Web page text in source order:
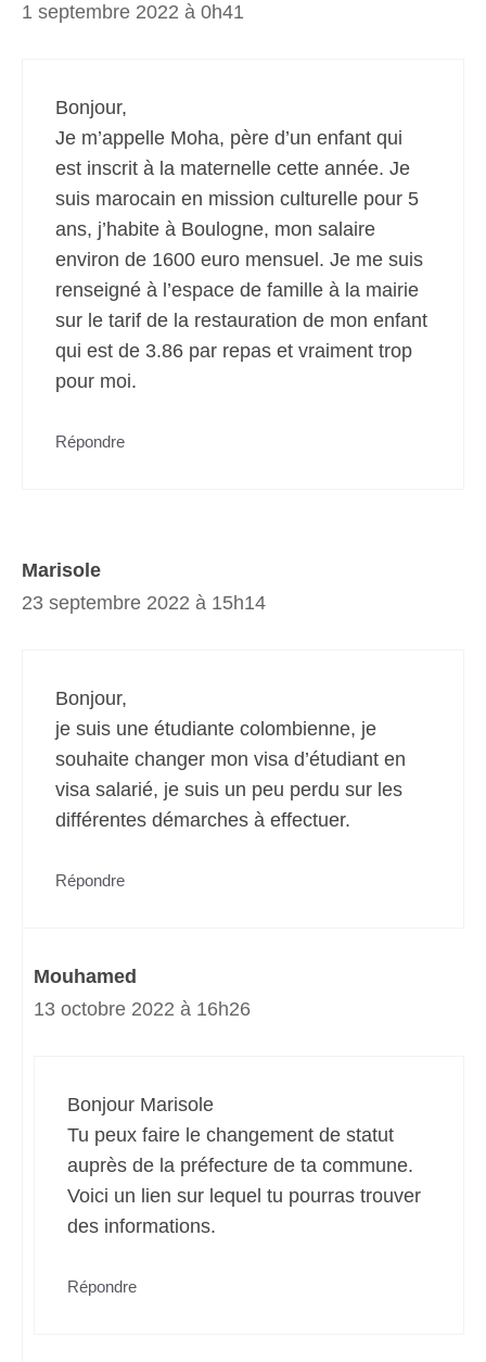
1 septembre 2022 à 0h41
Bonjour,
Je m’appelle Moha, père d’un enfant qui
est inscrit à la maternelle cette année. Je
suis marocain en mission culturelle pour 5
ans, j’habite à Boulogne, mon salaire
environ de 1600 euro mensuel. Je me suis
renseigné à l’espace de famille à la mairie
sur le tarif de la restauration de mon enfant
qui est de 3.86 par repas et vraiment trop
pour moi.
Répondre
Marisole
23 septembre 2022 à 15h14
Bonjour,
je suis une étudiante colombienne, je
souhaite changer mon visa d’étudiant en
visa salarié, je suis un peu perdu sur les
différentes démarches à effectuer.
Répondre
Mouhamed
13 octobre 2022 à 16h26
Bonjour Marisole
Tu peux faire le changement de statut
auprès de la préfecture de ta commune.
Voici un lien sur lequel tu pourras trouver
des informations.
Répondre